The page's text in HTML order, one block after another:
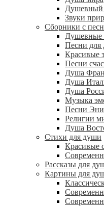
Душевный
Звуки
Сборники с
Душевные
Песни для
Красивые
Песни
Душа
Душа
Душа
Музыка
Песни
Религии
Душа
Стихи для души
Красивые
Рассказы для
Картины для